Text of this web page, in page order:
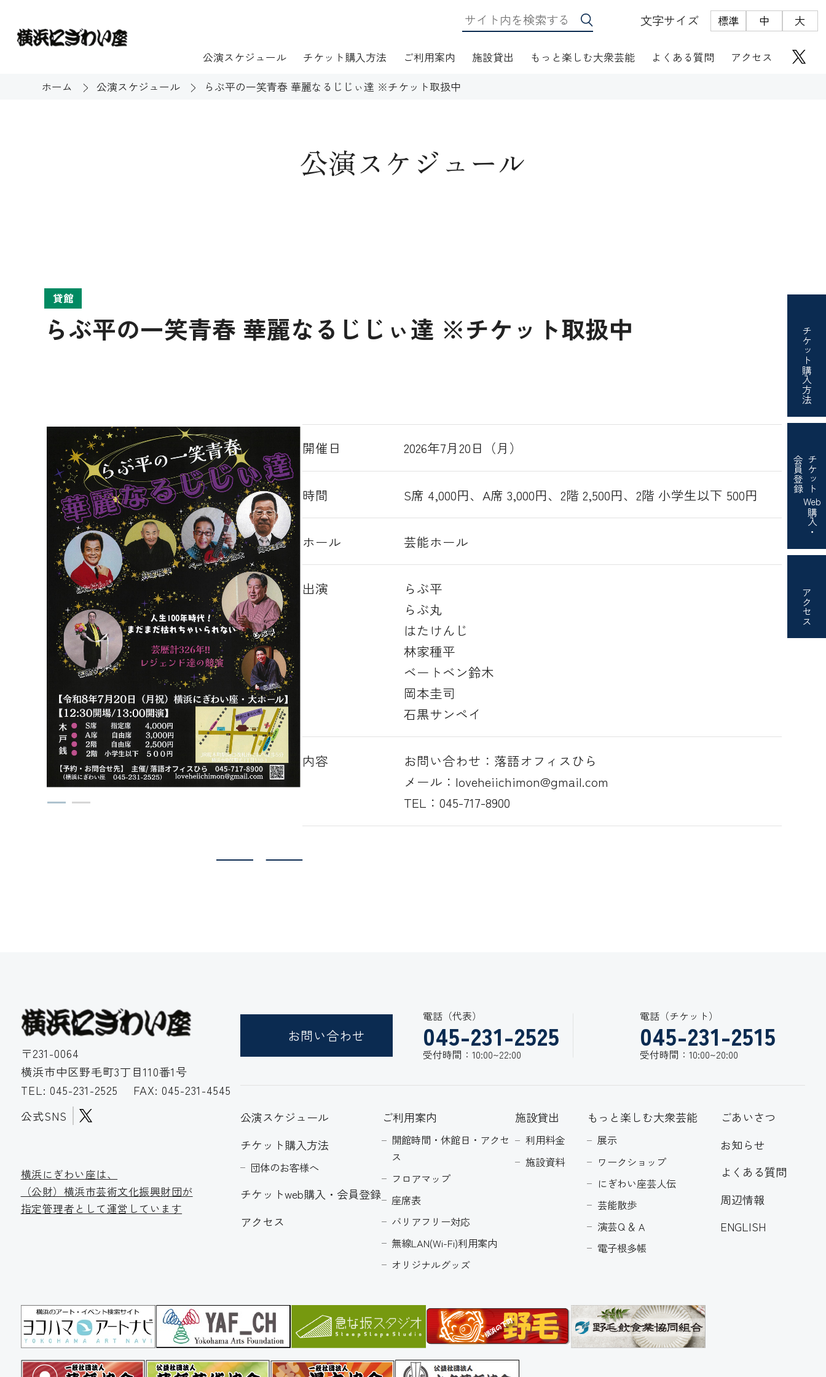
文字サイズ 標準 中 大
公演スケジュール チケット購入方法 ご利用案内
開館時間・休館日・アクセス フロアマップ
施設貸出
施設資料
もっと楽しむ大衆芸能
ワークショップ
よくある質問 アクセス
チケット
購入方法
チケット
Web
購入・
会員登録
アクセス
ホーム 公演スケジュール らぶ平の一笑青春 華麗なるじじぃ達 ※チケット取扱中
公演スケジュール
貸館
らぶ平の一笑青春 華麗なるじじぃ達 ※チケット取扱中
Previous Next
開催日 2026年7月20日（月）
時間 S席 4,000円、A席 3,000円、2階 2,500円、2階 小学生以下 500円
ホール 芸能ホール
出演
らぶ平
らぶ丸
はたけんじ
林家種平
ベートベン鈴木
岡本圭司
石黒サンペイ
内容
お問い合わせ：落語オフィスひら
メール：loveheiichimon@gmail.com
TEL：045-717-8900
〒231-0064
横浜市中区野毛町3丁目110番1号
TEL: 045-231-2525
FAX: 045-231-4545
公式SNS
お問い合わせ
電話（代表）
045-231-2525
受付時間：10:00~22:00
電話（チケット）
045-231-2515
受付時間：10:00~20:00
横浜にぎわい座は、
（公財）横浜市芸術文化振興財団が
指定管理者として運営しています
公演スケジュール
チケット購入方法
団体のお客様へ
チケットweb購入・会員登録
アクセス
ご利用案内
開館時間・休館日・アクセ
ス
フロアマップ
座席表
バリアフリー対応
無線LAN(Wi-Fi)利用案内
オリジナルグッズ
施設貸出
利用料金
施設資料
もっと楽しむ大衆芸能
展示
ワークショップ
にぎわい座芸人伝
芸能散歩
演芸Ｑ＆Ａ
電子根多帳
ごあいさつ
お知らせ
よくある質問
周辺情報
ENGLISH